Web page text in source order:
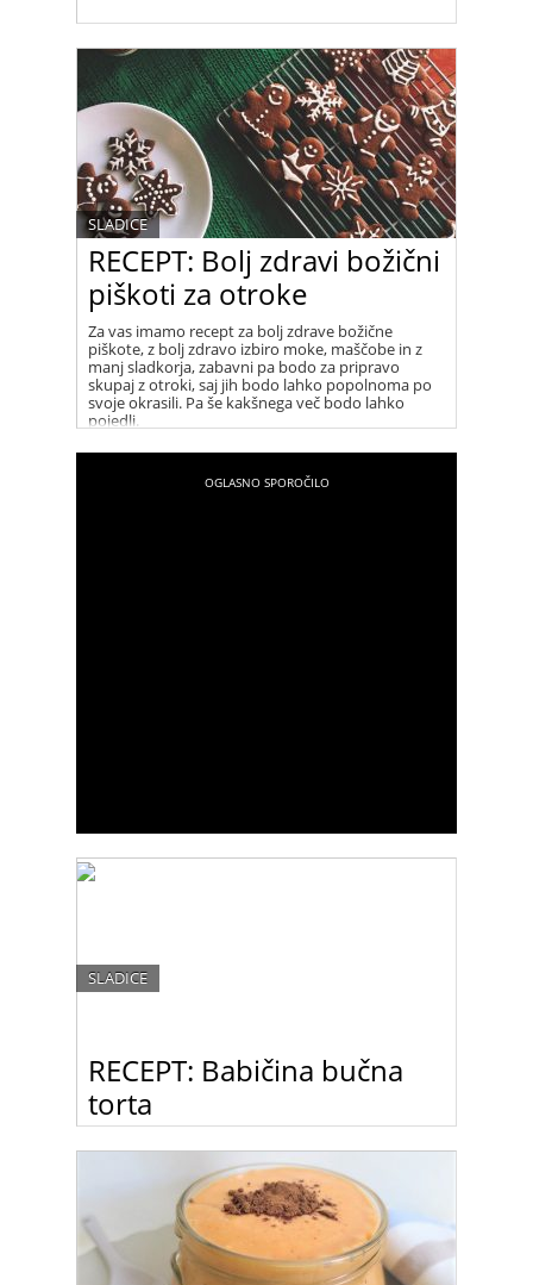
RECEPT: Bolj zdravi božični
piškoti za otroke
SLADICE
Za vas imamo recept za bolj zdrave božične
piškote, z bolj zdravo izbiro moke, maščobe in z
manj sladkorja, zabavni pa bodo za pripravo
skupaj z otroki, saj jih bodo lahko popolnoma po
svoje okrasili. Pa še kakšnega več bodo lahko
pojedli.
RECEPT: Babičina bučna
torta
SLADICE